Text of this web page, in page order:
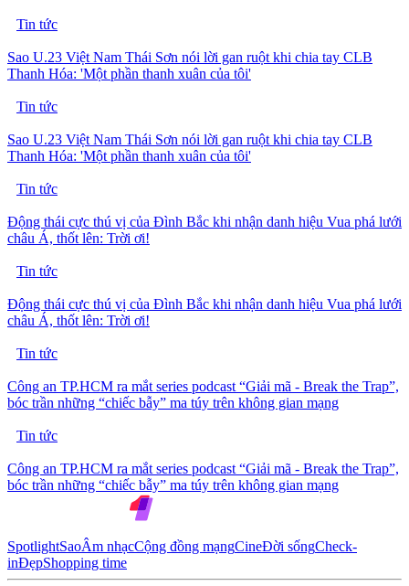
Tin tức
Sao U.23 Việt Nam Thái Sơn nói lời gan ruột khi chia tay CLB
Thanh Hóa: 'Một phần thanh xuân của tôi'
Tin tức
Sao U.23 Việt Nam Thái Sơn nói lời gan ruột khi chia tay CLB
Thanh Hóa: 'Một phần thanh xuân của tôi'
Tin tức
Động thái cực thú vị của Đình Bắc khi nhận danh hiệu Vua phá lưới
châu Á, thốt lên: Trời ơi!
Tin tức
Động thái cực thú vị của Đình Bắc khi nhận danh hiệu Vua phá lưới
châu Á, thốt lên: Trời ơi!
Tin tức
Công an TP.HCM ra mắt series podcast “Giải mã - Break the Trap”,
bóc trần những “chiếc bẫy” ma túy trên không gian mạng
Tin tức
Công an TP.HCM ra mắt series podcast “Giải mã - Break the Trap”,
bóc trần những “chiếc bẫy” ma túy trên không gian mạng
SpotlightSaoÂm nhạcCộng đồng mạngCineĐời sốngCheck-
inĐẹpShopping time